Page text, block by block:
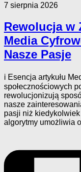
7 sierpnia 2026
Rewolucja w
Media
Nasze Pasje
ℹ️ Esencja artykułu
społecznościowych
rewolucjonizują
nasze
pasji niż
algorytmy umożliwia